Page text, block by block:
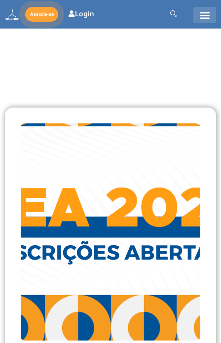
Associe-se Login